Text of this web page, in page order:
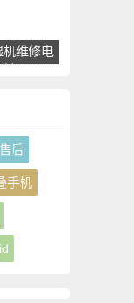
机维修电
址
后
手机